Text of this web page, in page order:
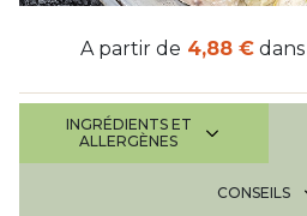
A partir de 4,88 €
INGRÉDIENTS ET
ALLERGÈNES
CONSEILS